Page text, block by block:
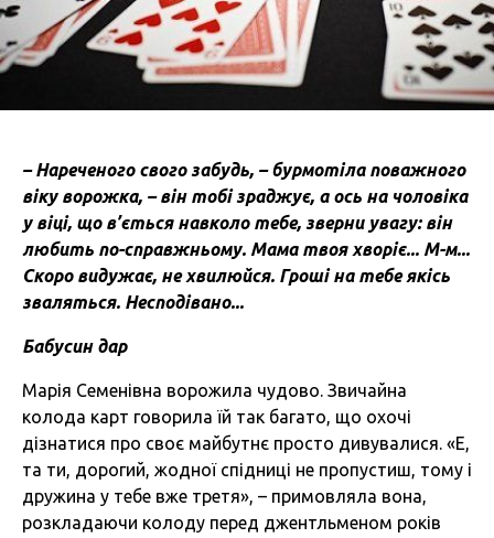
– Нареченого свого забудь, – бурмотіла поважного
віку ворожка, – він тобі зраджує, а ось на чоловіка
у віці, що в’ється навколо тебе, зверни увагу: він
любить по-справжньому. Мама твоя хворіє... М-м...
Скоро видужає, не хвилюйся. Гроші на тебе якісь
зваляться. Несподівано...
Бабусин дар
Марія Семенівна ворожила чудово. Звичайна
колода карт говорила їй так багато, що охочі
дізнатися про своє майбутнє просто дивувалися. «Е,
та ти, дорогий, жодної спідниці не пропустиш, тому і
дружина у тебе вже третя», – примовляла вона,
розкладаючи колоду перед джентльменом років